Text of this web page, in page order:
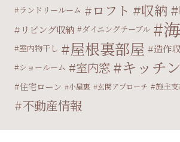
ランドリールーム
ロフト 収納
リビング収納 ダイニングテーブル
室内物干し 屋根裏部屋 造作
ショールーム 室内窓 キッチン
住宅ローン 小屋裏 玄関アプローチ 施主
不動産情報